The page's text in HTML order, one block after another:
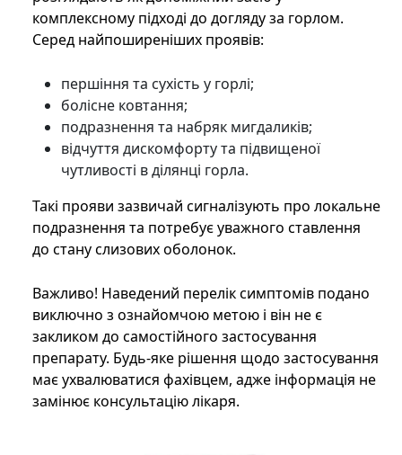
комплексному підході до догляду за горлом.
Серед найпоширеніших проявів:
першіння та сухість у горлі;
болісне ковтання;
подразнення та набряк мигдаликів;
відчуття дискомфорту та підвищеної
чутливості в ділянці горла.
Такі прояви зазвичай сигналізують про локальне
подразнення та потребує уважного ставлення
до стану слизових оболонок.
Важливо! Наведений перелік симптомів подано
виключно з ознайомчою метою і він не є
закликом до самостійного застосування
препарату. Будь-яке рішення щодо застосування
має ухвалюватися фахівцем, адже інформація не
замінює консультацію лікаря.